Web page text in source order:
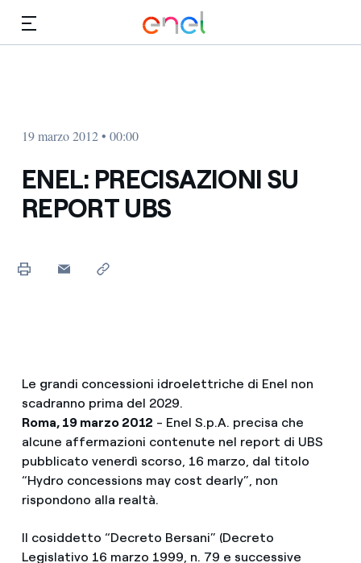
19 marzo 2012 • 00:00
ENEL: PRECISAZIONI SU
REPORT UBS
Le grandi concessioni idroelettriche di Enel non
scadranno prima del 2029.
Roma, 19 marzo 2012 - Enel S.p.A. precisa che
alcune affermazioni contenute nel report di UBS
pubblicato venerdì scorso, 16 marzo, dal titolo
“Hydro concessions may cost dearly”, non
rispondono alla realtà.
Il cosiddetto “Decreto Bersani” (Decreto
Legislativo 16 marzo 1999, n. 79 e successive